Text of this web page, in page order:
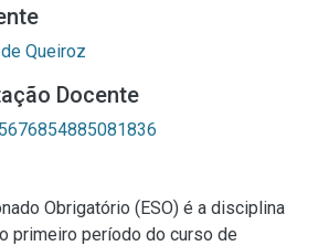
Queiroz
Docente
Obrigatório (ESO) é a disciplina
primeiro período do curso de